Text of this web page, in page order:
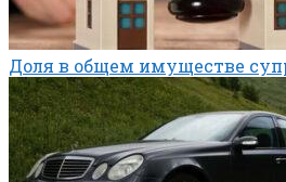
Доля в общем имуществе